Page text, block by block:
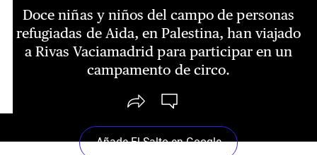
Doce niñas y niños del campo de personas
refugiadas de Aida, en Palestina, han viajado
a Rivas Vaciamadrid para participar en un
campamento de circo.
Añade El Salto en Google